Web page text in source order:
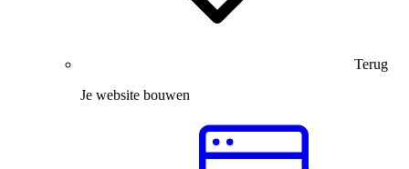
Terug
Je website bouwen